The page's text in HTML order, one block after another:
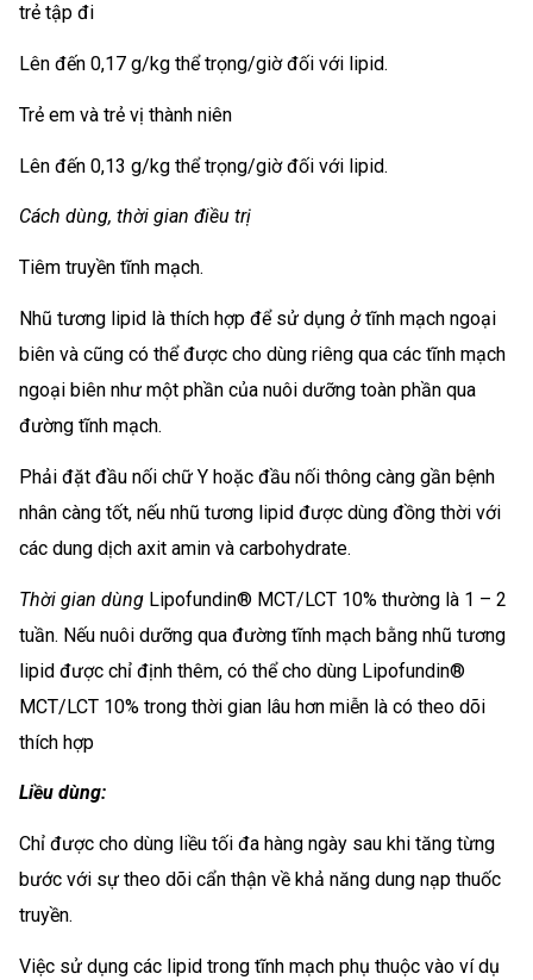
trẻ tập đi
Lên đến 0,17 g/kg thể trọng/giờ đối với lipid.
Trẻ em và trẻ vị thành niên
Lên đến 0,13 g/kg thể trọng/giờ đối với lipid.
Cách dùng, thời gian điều trị
Tiêm truyền tĩnh mạch.
Nhũ tương lipid là thích hợp để sử dụng ở tĩnh mạch ngoại
biên và cũng có thể được cho dùng riêng qua các tĩnh mạch
ngoại biên như một phần của nuôi dưỡng toàn phần qua
đường tĩnh mạch.
Phải đặt đầu nối chữ Y hoặc đầu nối thông càng gần bệnh
nhân càng tốt, nếu nhũ tương lipid được dùng đồng thời với
các dung dịch axit amin và carbohydrate.
Thời gian dùng Lipofundin® MCT/LCT 10% thường là 1 – 2
tuần. Nếu nuôi dưỡng qua đường tĩnh mạch bằng nhũ tương
lipid được chỉ định thêm, có thể cho dùng Lipofundin®
MCT/LCT 10% trong thời gian lâu hơn miễn là có theo dõi
thích hợp
Liều dùng:
Chỉ được cho dùng liều tối đa hàng ngày sau khi tăng từng
bước với sự theo dõi cẩn thận về khả năng dung nạp thuốc
truyền.
Việc sử dụng các lipid trong tĩnh mạch phụ thuộc vào ví dụ